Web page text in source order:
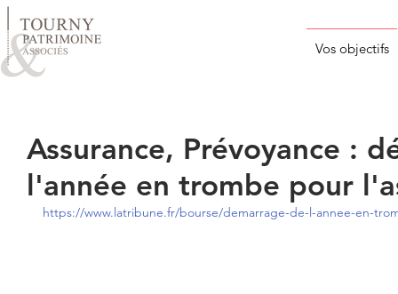
Vos objectifs
Assurance, Prévoyance :
l'année en trombe pour
https://www.latribune.fr/bourse/demarrage-de-l-annee-en-